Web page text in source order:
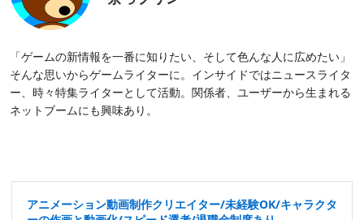
「ゲームの新情報を一番に知りたい、そして色んな人に広めたい」
そんな思いからゲームライターに。インサイドではニュースライタ
ー、時々特集ライターとして活動。関係者、ユーザーから生まれる
ネットブームにも興味あり。
アニメーション動画制作クリエイター/未経験OK/キャラクタ